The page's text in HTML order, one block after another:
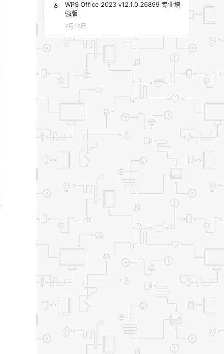
6
WPS Office 2023 v12.1.0.26899 专业增
强版
7月16日